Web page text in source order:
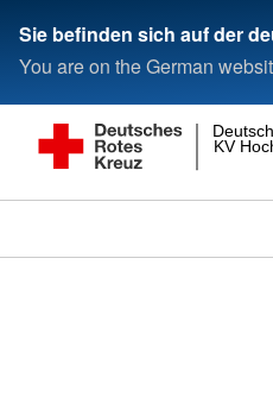
Sie befinden sich auf der
You are on the German
KV